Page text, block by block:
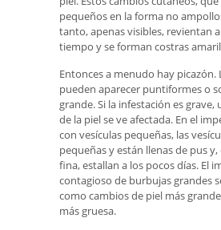
pequeños en la forma no
tanto, apenas visibles, revientan
tiempo y se forman costras
Entonces a menudo hay picazón.
pueden aparecer puntiformes o
grande. Si la infestación es grave,
de la piel se ve afectada. En el
con vesículas pequeñas, las
pequeñas y están llenas de pus
fina, estallan a los pocos días. El
contagioso de burbujas grandes
como cambios de piel más
más gruesa.